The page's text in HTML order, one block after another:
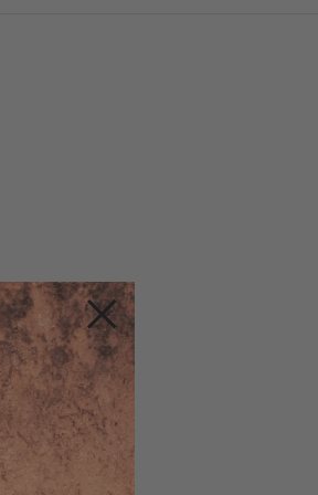
Fermer